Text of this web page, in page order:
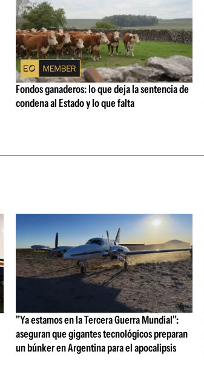
Fondos ganaderos: lo que deja la sentencia de
condena al Estado y lo que falta
"Ya estamos en la Tercera Guerra Mundial":
aseguran que gigantes tecnológicos preparan
un búnker en Argentina para el apocalipsis